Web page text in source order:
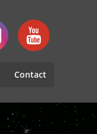
Contact